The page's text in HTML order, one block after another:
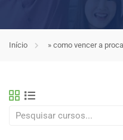
Início » como vencer a